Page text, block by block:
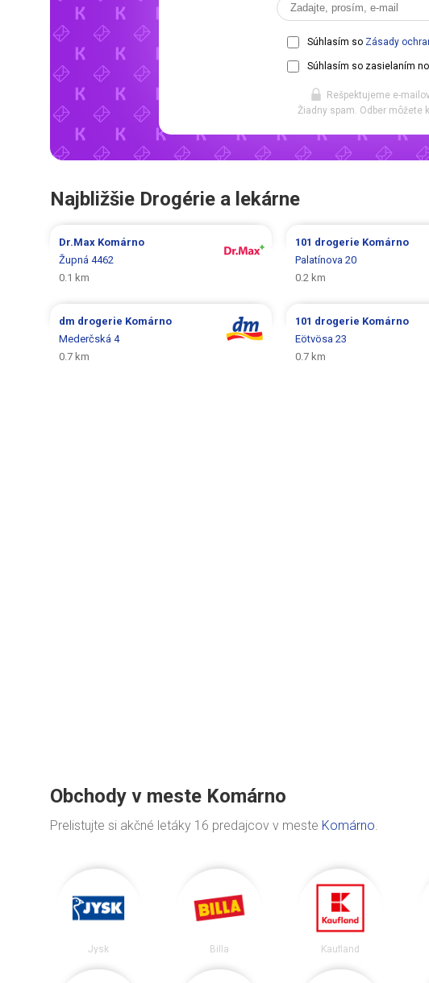
Súhlasím so Zásady
Súhlasím so zasielaním
Rešpektujeme e-
Žiadny spam. Odber môžete
Najbližšie Drogérie a lekárne
Dr.Max Komárno
Župná 4462
0.1 km
101 drogerie Komárno
Palatínova 20
0.2 km
dm drogerie Komárno
Mederčská 4
0.7 km
101 drogerie Komárno
Eötvösa 23
0.7 km
Obchody v meste Komárno
Prelistujte si akčné letáky 16 predajcov v meste Komárno.
Jysk Billa Kaufland